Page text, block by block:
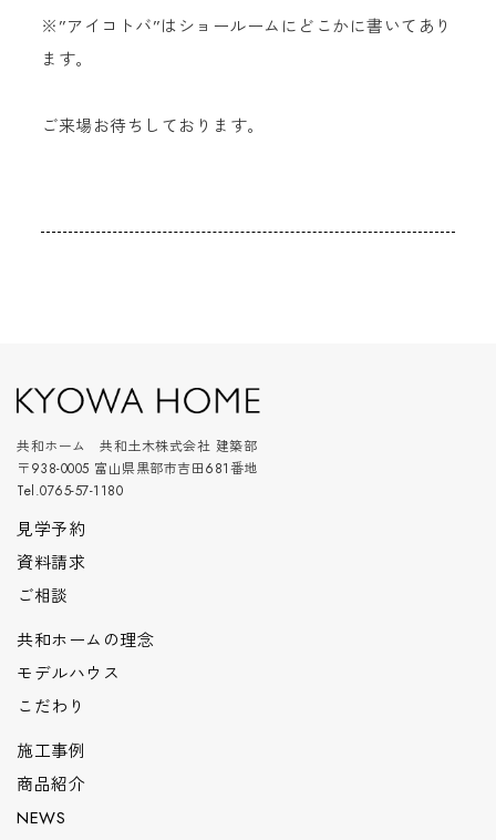
※”アイコトバ”はショールームにどこかに書いてあり
ます。
ご来場お待ちしております。
共和ホーム 共和土木株式会社 建築部
〒938-0005 富山県黒部市吉田681番地
Tel.0765-57-1180
見学予約
資料請求
ご相談
共和ホームの理念
モデルハウス
こだわり
施工事例
商品紹介
NEWS